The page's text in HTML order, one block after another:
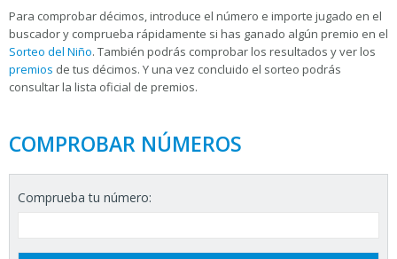
Para comprobar décimos, introduce el número e importe jugado en el
buscador y comprueba rápidamente si has ganado algún premio en el
Sorteo del Niño. También podrás comprobar los resultados y ver los
premios de tus décimos. Y una vez concluido el sorteo podrás
consultar la lista oficial de premios.
COMPROBAR NÚMEROS
Comprueba tu número: